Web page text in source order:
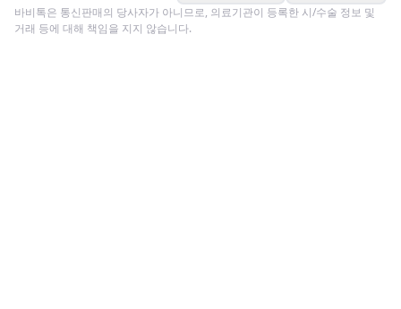
바비톡은 통신판매의 당사자가 아니므로, 의료기관이 등록한 시/수술 정보 및
거래 등에 대해 책임을 지지 않습니다.